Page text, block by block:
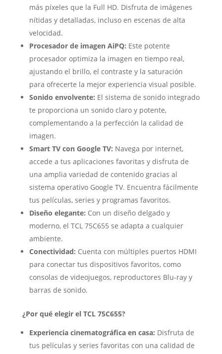
más píxeles que la Full HD. Disfruta de imágenes
nítidas y detalladas, incluso en escenas de alta
velocidad.
Procesador de imagen AiPQ: Este potente
procesador optimiza la imagen en tiempo real,
ajustando el brillo, el contraste y la saturación
para ofrecerte la mejor experiencia visual posible.
Sonido envolvente: El sistema de sonido integrado
te proporciona un sonido claro y potente,
complementando a la perfección la calidad de
imagen.
Smart TV con Google TV: Navega por internet,
accede a tus aplicaciones favoritas y disfruta de
una amplia variedad de contenido gracias al
sistema operativo Google TV. Encuentra fácilmente
tus películas, series y programas favoritos.
Diseño elegante: Con un diseño delgado y
moderno, el TCL 75C655 se adapta a cualquier
ambiente.
Conectividad: Cuenta con múltiples puertos HDMI
para conectar tus dispositivos favoritos, como
consolas de videojuegos, reproductores Blu-ray y
barras de sonido.
¿Por qué elegir el TCL 75C655?
Experiencia cinematográfica en casa: Disfruta de
tus películas y series favoritas con una calidad de